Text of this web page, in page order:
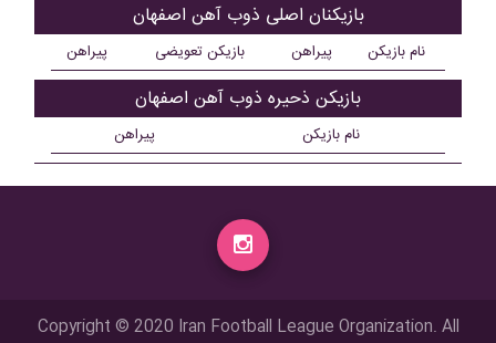
بازیکنان اصلی ذوب آهن اصفهان
نام بازیکن پیراهن بازیکن تعویضی پیراهن
بازیکن ذحیره ذوب آهن اصفهان
نام بازیکن پیراهن
Copyright © 2020 Iran Football League Organization. All